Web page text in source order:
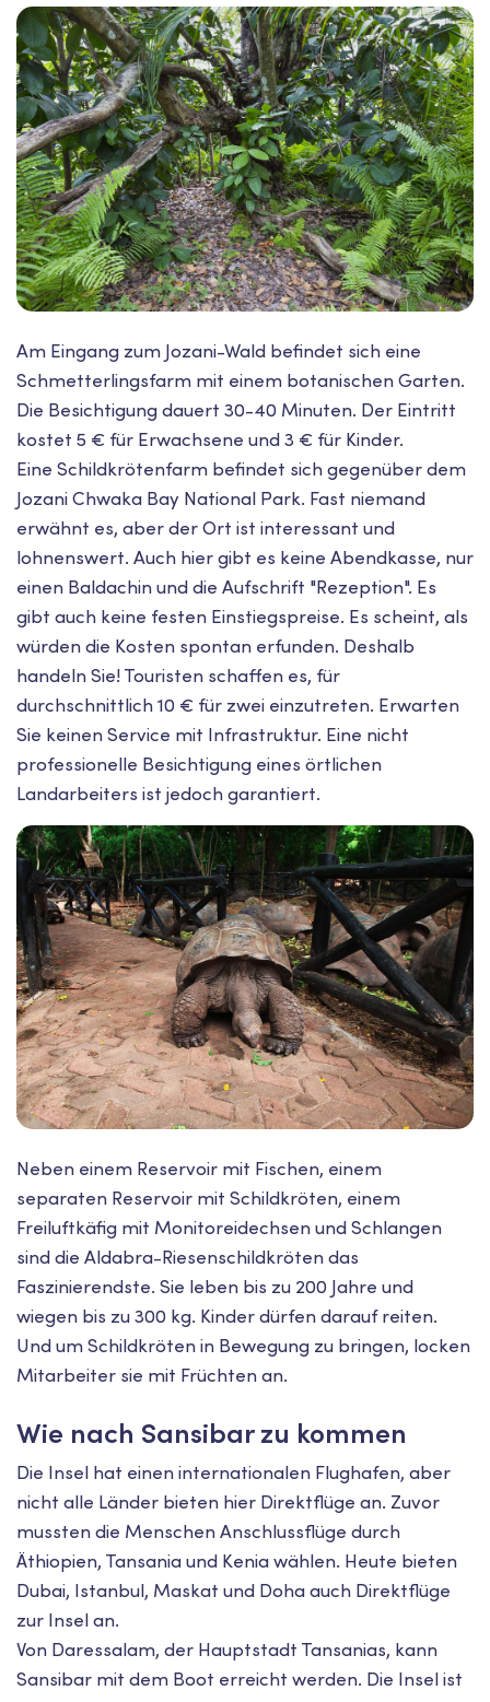
Am Eingang zum Jozani-Wald befindet sich eine
Schmetterlingsfarm mit einem botanischen Garten.
Die Besichtigung dauert 30-40 Minuten. Der Eintritt
kostet 5 € für Erwachsene und 3 € für Kinder.
Eine Schildkrötenfarm befindet sich gegenüber dem
Jozani Chwaka Bay National Park. Fast niemand
erwähnt es, aber der Ort ist interessant und
lohnenswert. Auch hier gibt es keine Abendkasse, nur
einen Baldachin und die Aufschrift "Rezeption". Es
gibt auch keine festen Einstiegspreise. Es scheint, als
würden die Kosten spontan erfunden. Deshalb
handeln Sie! Touristen schaffen es, für
durchschnittlich 10 € für zwei einzutreten. Erwarten
Sie keinen Service mit Infrastruktur. Eine nicht
professionelle Besichtigung eines örtlichen
Landarbeiters ist jedoch garantiert.
Neben einem Reservoir mit Fischen, einem
separaten Reservoir mit Schildkröten, einem
Freiluftkäfig mit Monitoreidechsen und Schlangen
sind die Aldabra-Riesenschildkröten das
Faszinierendste. Sie leben bis zu 200 Jahre und
wiegen bis zu 300 kg. Kinder dürfen darauf reiten.
Und um Schildkröten in Bewegung zu bringen, locken
Mitarbeiter sie mit Früchten an.
Wie nach Sansibar zu kommen
Die Insel hat einen internationalen Flughafen, aber
nicht alle Länder bieten hier Direktflüge an. Zuvor
mussten die Menschen Anschlussflüge durch
Äthiopien, Tansania und Kenia wählen. Heute bieten
Dubai, Istanbul, Maskat und Doha auch Direktflüge
zur Insel an.
Von Daressalam, der Hauptstadt Tansanias, kann
Sansibar mit dem Boot erreicht werden. Die Insel ist